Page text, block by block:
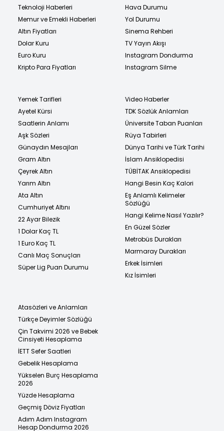
Teknoloji Haberleri
Memur ve Emekli Haberleri
Altın Fiyatları
Dolar Kuru
Euro Kuru
Kripto Para Fiyatları
Hava Durumu
Yol Durumu
Sinema Rehberi
TV Yayın Akışı
Instagram Dondurma
Instagram Silme
Yemek Tarifleri
Ayetel Kürsi
Saatlerin Anlamı
Aşk Sözleri
Günaydın Mesajları
Gram Altın
Çeyrek Altın
Yarım Altın
Ata Altın
Cumhuriyet Altını
22 Ayar Bilezik
1 Dolar Kaç TL
1 Euro Kaç TL
Canlı Maç Sonuçları
Süper Lig Puan Durumu
Video Haberler
TDK Sözlük Anlamları
Üniversite Taban Puanları
Rüya Tabirleri
Dünya Tarihi ve Türk Tarihi
İslam Ansiklopedisi
TÜBİTAK Ansiklopedisi
Hangi Besin Kaç Kalori
Eş Anlamlı Kelimeler
Sözlüğü
Hangi Kelime Nasıl Yazılır?
En Güzel Sözler
Metrobüs Durakları
Marmaray Durakları
Erkek İsimleri
Kız İsimleri
Atasözleri ve Anlamları
Türkçe Deyimler Sözlüğü
Çin Takvimi 2026 ve Bebek
Cinsiyeti Hesaplama
İETT Sefer Saatleri
Gebelik Hesaplama
Yükselen Burç Hesaplama
2026
Yüzde Hesaplama
Geçmiş Döviz Fiyatları
Adım Adım Instagram
Hesap Dondurma 2026